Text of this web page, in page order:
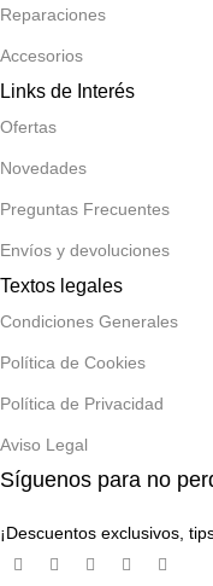
Reparaciones
Accesorios
Links de Interés
Ofertas
Novedades
Preguntas Frecuentes
Envíos y devoluciones
Textos legales
Condiciones Generales
Política de Cookies
Política de Privacidad
Aviso Legal
Síguenos para no
¡Descuentos exclusivos,